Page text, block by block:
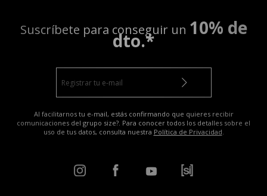
Suscríbete para conseguir un 10% de
dto.*
Al facilitarnos tu e-mail, estás confirmando que quieres recibir
comunicaciones del grupo size?. Para conocer todos los detalles sobre el
uso de tus datos, consulta nuestra Política de Privacidad.